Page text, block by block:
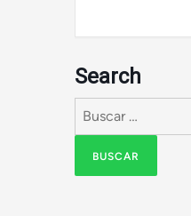
Search
Buscar: